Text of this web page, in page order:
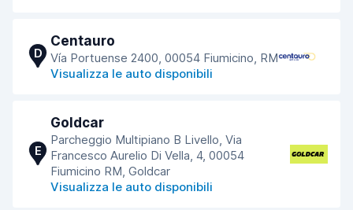
D
Centauro
Vía Portuense 2400, 00054 Fiumicino, RM
Visualizza le auto disponibili
E
Goldcar
Parcheggio Multipiano B Livello, Via
Francesco Aurelio Di Vella, 4, 00054
Fiumicino RM, Goldcar
Visualizza le auto disponibili